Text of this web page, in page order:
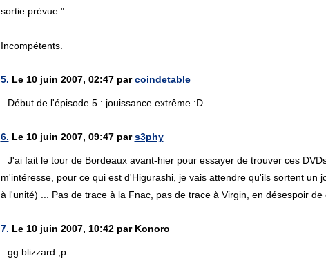
sortie prévue."
Incompétents.
5. Le 10 juin 2007, 02:47 parcoindetable
Début de l'épisode 5 : jouissance extrême :D
6. Le 10 juin 2007, 09:47 pars3phy
J'ai fait le tour de Bordeaux avant-hier pour essayer de trouver ces
m'intéresse, pour ce qui est d'Higurashi, je vais attendre qu'ils sortent un
à l'unité) ... Pas de trace à la Fnac, pas de trace à Virgin, en désespoir
7. Le 10 juin 2007, 10:42 par Konoro
gg blizzard ;p